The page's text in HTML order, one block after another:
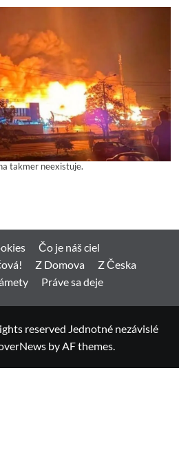
takmer neexistuje.
Čo je náš ciel
Z Domova
Z Česka
Práve sa deje
reserved Jednotné nezávislé
by AF themes.